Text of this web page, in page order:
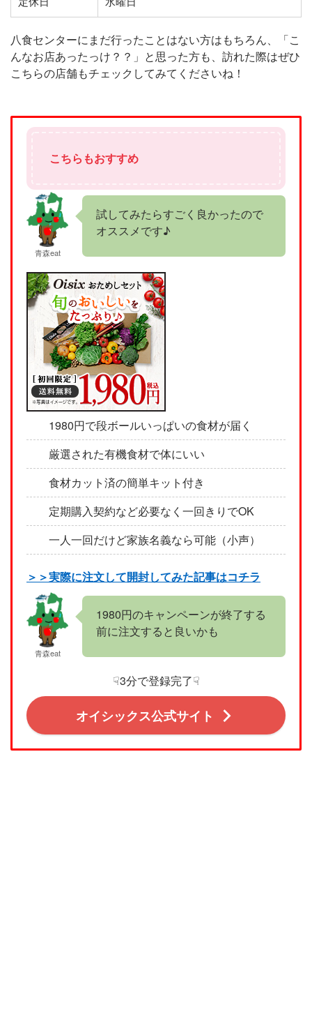
八食センターにまだ行ったことはない方はもちろん、「こ
んなお店あったっけ？？」と思った方も、訪れた際はぜひ
こちらの店舗もチェックしてみてくださいね！
こちらもおすすめ
青森eat
試してみたらすごく良かったので
オススメです♪
1980円で段ボールいっぱいの食材が届く
厳選された有機食材で体にいい
食材カット済の簡単キット付き
定期購入契約など必要なく一回きりでOK
一人一回だけど家族名義なら可能（小声）
＞＞実際に注文して開封してみた記事はコチラ
青森eat
1980円のキャンペーンが終了する
前に注文すると良いかも
☟3分で登録完了☟
オイシックス公式サイト